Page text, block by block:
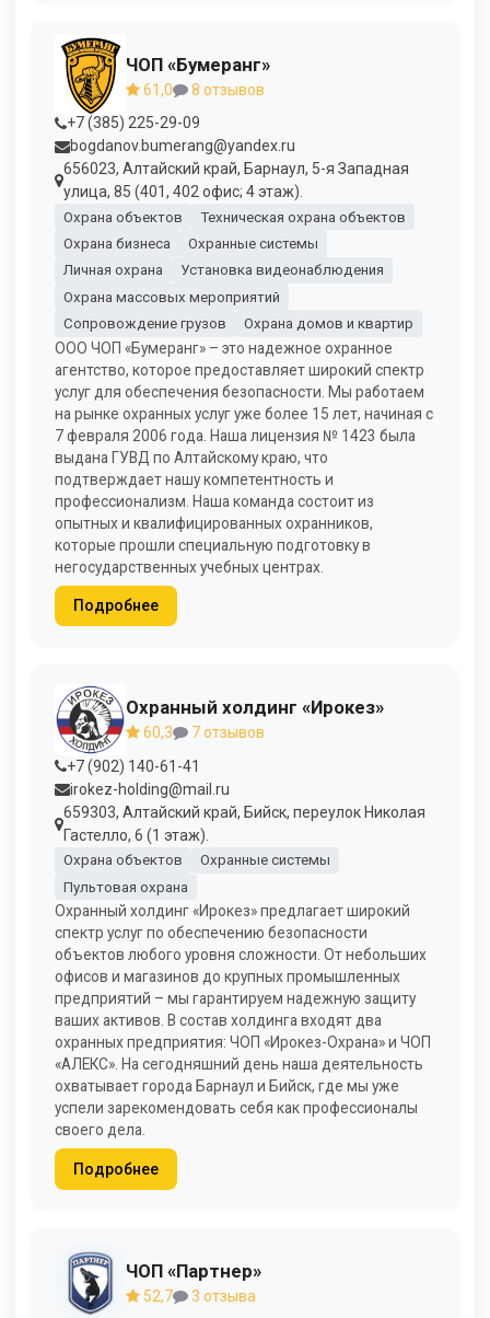
ЧОП «Бумеранг»
61,0
8 отзывов
+7 (385) 225-29-09
bogdanov.bumerang@yandex.ru
656023, Алтайский край, Барнаул, 5-я Западная
улица, 85 (401, 402 офис; 4 этаж).
Охрана объектов
Техническая охрана объектов
Охрана бизнеса
Охранные системы
Личная охрана
Установка видеонаблюдения
Охрана массовых мероприятий
Сопровождение грузов
Охрана домов и квартир
ООО ЧОП «Бумеранг» – это надежное охранное
агентство, которое предоставляет широкий спектр
услуг для обеспечения безопасности. Мы работаем
на рынке охранных услуг уже более 15 лет, начиная с
7 февраля 2006 года. Наша лицензия № 1423 была
выдана ГУВД по Алтайскому краю, что
подтверждает нашу компетентность и
профессионализм. Наша команда состоит из
опытных и квалифицированных охранников,
которые прошли специальную подготовку в
негосударственных учебных центрах.
Подробнее
Охранный холдинг «Ирокез»
60,3
7 отзывов
+7 (902) 140-61-41
irokez-holding@mail.ru
659303, Алтайский край, Бийск, переулок Николая
Гастелло, 6 (1 этаж).
Охрана объектов
Охранные системы
Пультовая охрана
Охранный холдинг «Ирокез» предлагает широкий
спектр услуг по обеспечению безопасности
объектов любого уровня сложности. От небольших
офисов и магазинов до крупных промышленных
предприятий – мы гарантируем надежную защиту
ваших активов. В состав холдинга входят два
охранных предприятия: ЧОП «Ирокез-Охрана» и ЧОП
«АЛЕКС». На сегодняшний день наша деятельность
охватывает города Барнаул и Бийск, где мы уже
успели зарекомендовать себя как профессионалы
своего дела.
Подробнее
ЧОП «Партнер»
52,7
3 отзыва